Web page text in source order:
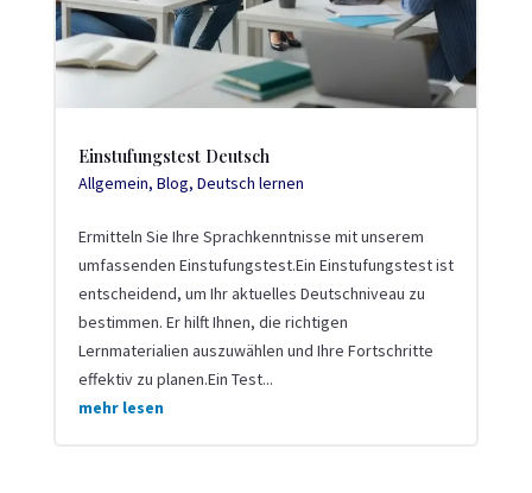
Einstufungstest Deutsch
Allgemein, Blog, Deutsch lernen
Ermitteln Sie Ihre Sprachkenntnisse mit unserem
umfassenden Einstufungstest.Ein Einstufungstest ist
entscheidend, um Ihr aktuelles Deutschniveau zu
bestimmen. Er hilft Ihnen, die richtigen
Lernmaterialien auszuwählen und Ihre Fortschritte
effektiv zu planen.Ein Test...
mehr lesen